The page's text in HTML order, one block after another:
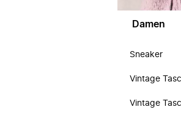
Damen
Sneaker
Vintage
Vintage